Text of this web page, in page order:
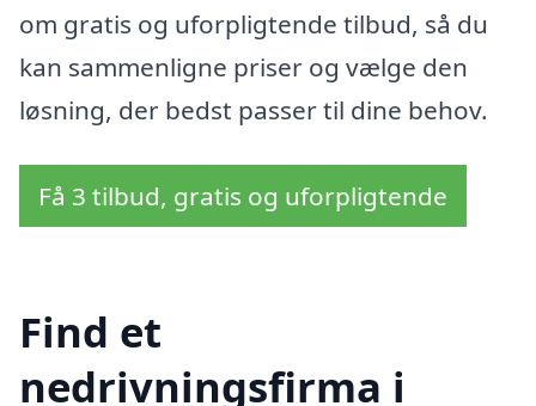
om gratis og uforpligtende tilbud, så du
kan sammenligne priser og vælge den
løsning, der bedst passer til dine behov.
Få 3 tilbud, gratis og uforpligtende
Find et
nedrivningsfirma i